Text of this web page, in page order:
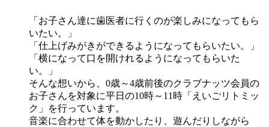
「お子さん達に歯医者に行くのが楽しみになってもら
いたい。」
「仕上げみがきができるようになってもらいたい。」
「横になって口を開けれるようになってもらいた
い。」
そんな想いから、0歳～4歳前後のクラブナッツ会員の
お子さんを対象に平日の10時～11時「 えいごリトミッ
ク 」を行っています。
音楽に合わせて体を動かしたり、遊んだりしながら